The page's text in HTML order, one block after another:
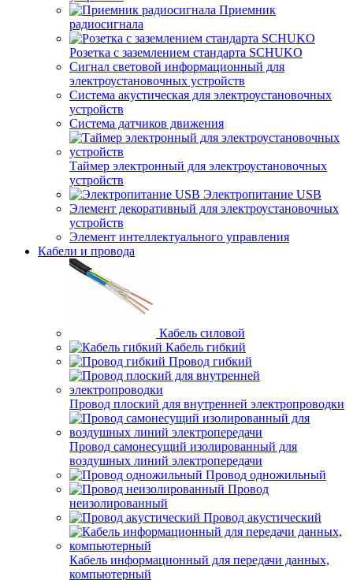
Приемник
радиосигнала
Розетка с заземлением стандарта SCHUKO
Сигнал световой информационный для
электроустановочных устройств
Система акустическая для электроустановочных
устройств
Система датчиков движения
Таймер электронный для электроустановочных
устройств
Электропитание USB
Элемент декоративный для электроустановочных
устройств
Элемент интеллектуального управления
Кабели и провода
Кабель силовой
Кабель гибкий
Провод гибкий
Провод плоский для внутренней электропроводки
Провод самонесущий изолированный для
воздушных линий электропередачи
Провод одножильный
Провод
неизолированный
Провод акустический
Кабель информационный для передачи данных,
компьютерный